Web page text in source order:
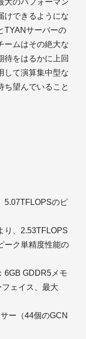
大のパフォーマン
けできるようにな
TYANサーバーの
ームはその絶大な
待をはるかに上回
して演算集中型な
ち望んでいること
5.07TFLOPSのピ
り、2.53TFLOPS
ーク単精度性能の
6GB GDDR5メモ
ェイス、最大
ー（44個のGCN